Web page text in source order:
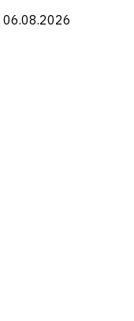
06.08.2026